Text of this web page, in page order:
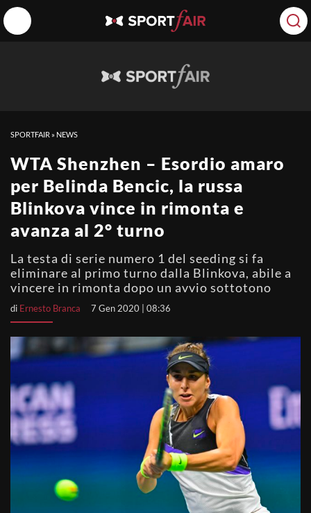
SPORTFAIR » NEWS
WTA Shenzhen – Esordio amaro
per Belinda Bencic, la russa
Blinkova vince in rimonta e
avanza al 2° turno
La testa di serie numero 1 del seeding si fa
eliminare al primo turno dalla Blinkova, abile a
vincere in rimonta dopo un avvio sottotono
di Ernesto Branca 7 Gen 2020 | 08:36